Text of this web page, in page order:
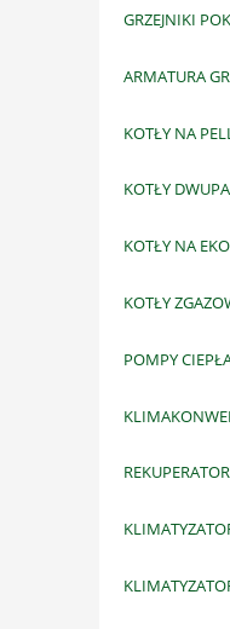
GRZEJNIKI
ARMATURA
KOTŁY NA
KOTŁY
KOTŁY NA
KOTŁY
POMPY